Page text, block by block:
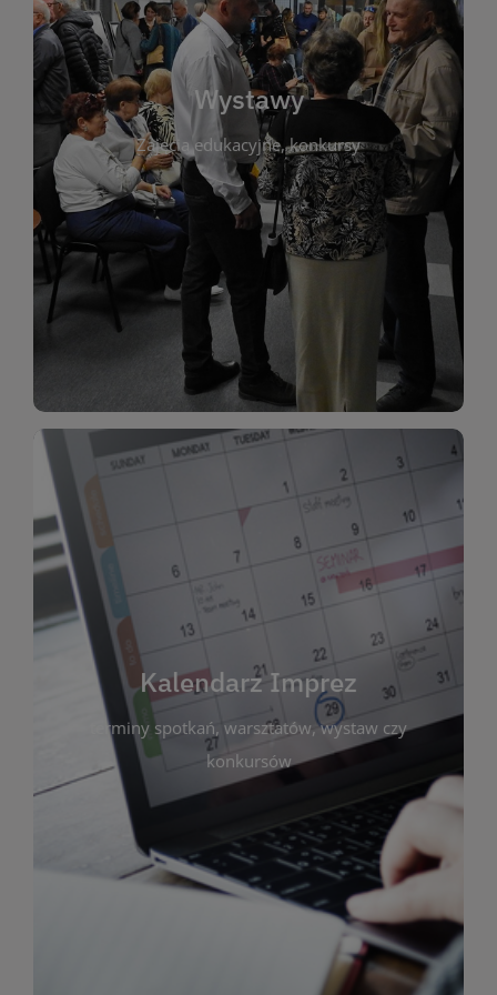
Wystawy
Zajęcia edukacyjne, konkursy
Wystawy
Biblioteka organizuje prezentujące zarówno
sztukę lokalnych twórców, jak i zbiory tematyczne.
W tej sekcji znajdziesz informacje o aktualnych
ekspozycjach oraz archiwum wystaw z
poprzednich lat. Prezentowane prace obejmują
malarstwo, fotografię, rękodzieło i inne formy
artystyczne. Każda wystawa to wyjątkowa okazja
do kontaktu z kulturą i sztuką w przestrzeni
biblioteki. Serdecznie zapraszamy wszystkich
Kalendarz Imprez
terminy spotkań, warsztatów, wystaw czy
konkursów
Kalendarz Imprez
Zakładka ta gromadzi wszystkie planowane
wydarzenia kulturalne i edukacyjne organizowane
przez bibliotekę. Możesz tu sprawdzić terminy
spotkań, warsztatów, wystaw czy konkursów.
Dzięki przejrzystemu kalendarzowi łatwo
zaplanujesz udział w interesujących Cię
wydarzeniach. Aktualizujemy harmonogram na
bieżąco, by zawsze był zgodny z planem pracy
biblioteki. Zapraszamy do śledzenia i uczestnictwa
w życiu kulturalnym miasta!
WIĘCEJ